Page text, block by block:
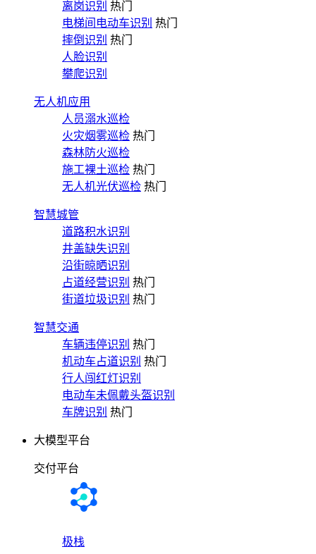
离岗识别 热门
电梯间电动车识别 热门
摔倒识别 热门
人脸识别
攀爬识别
无人机应用
人员溺水巡检
火灾烟雾巡检 热门
森林防火巡检
施工裸土巡检 热门
无人机光伏巡检 热门
智慧城管
道路积水识别
井盖缺失识别
沿街晾晒识别
占道经营识别 热门
街道垃圾识别 热门
智慧交通
车辆违停识别 热门
机动车占道识别 热门
行人闯红灯识别
电动车未佩戴头盔识别
车牌识别 热门
大模型平台
交付平台
极栈